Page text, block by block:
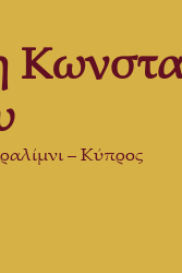
– Κύπρος